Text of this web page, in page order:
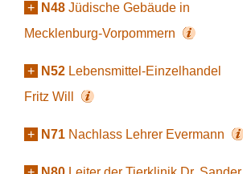
+ N48 Jüdische Gebäude in
Mecklenburg-Vorpommern
+ N52 Lebensmittel-Einzelhandel
Fritz Will
+ N71 Nachlass Lehrer Evermann